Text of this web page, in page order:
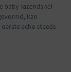
baby razendsnel
kan
echo steeds